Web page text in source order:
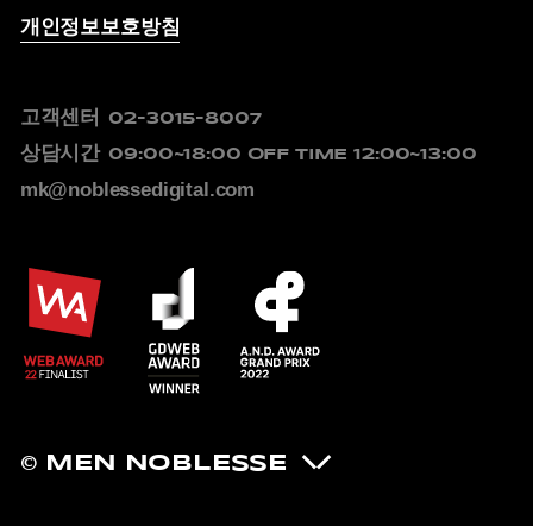
개인정보보호방침
고객센터 02-3015-8007
상담시간 09:00~18:00 OFF TIME 12:00~13:00
mk@noblessedigital.com
© MEN NOBLESSE